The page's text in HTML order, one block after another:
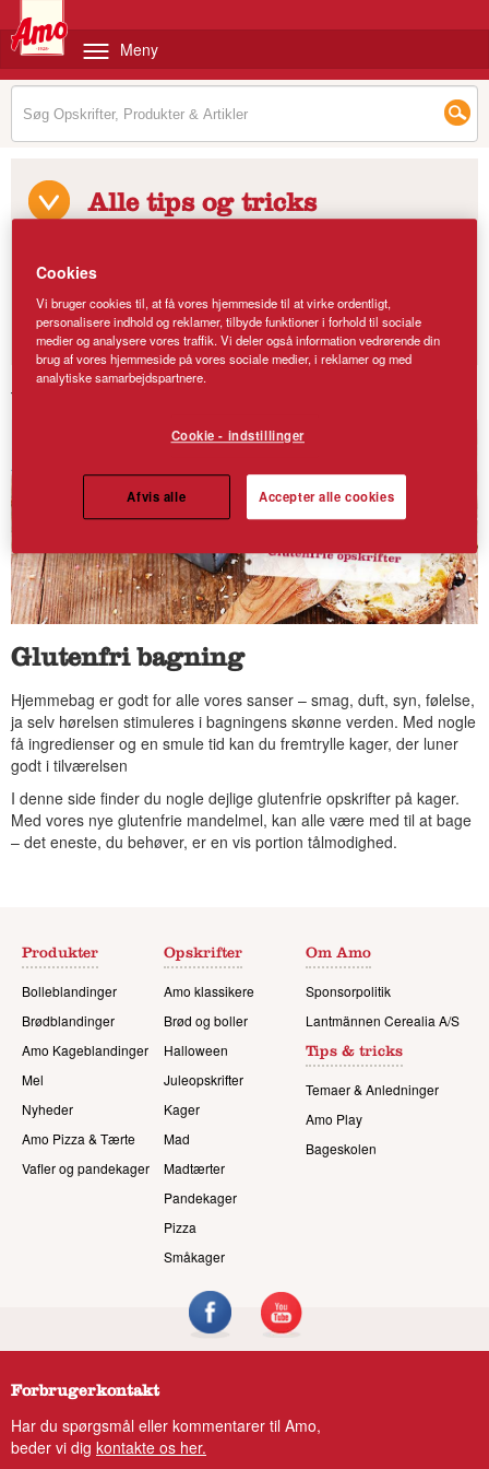
Meny
Alle tips og tricks
AMO PLAY
BAGESKOLEN
Tips & tricks
Glutenfri bagning
Hjemmebag er godt for alle vores sanser – smag, duft, syn, følelse,
ja selv hørelsen stimuleres i bagningens skønne verden. Med nogle
få ingredienser og en smule tid kan du fremtrylle kager, der luner
godt i tilværelsen
I denne side finder du nogle dejlige glutenfrie opskrifter på kager.
Med vores nye glutenfrie mandelmel, kan alle være med til at bage
– det eneste, du behøver, er en vis portion tålmodighed.
Produkter
Bolleblandinger
Brødblandinger
Amo Kageblandinger
Mel
Nyheder
Amo Pizza & Tærte
Vafler og pandekager
Opskrifter
Amo klassikere
Brød og boller
Halloween
Juleopskrifter
Kager
Mad
Madtærter
Pandekager
Pizza
Småkager
Om Amo
Sponsorpolitik
Lantmännen Cerealia A/S
Tips & tricks
Temaer & Anledninger
Amo Play
Bageskolen
Forbrugerkontakt
Har du spørgsmål eller kommentarer til Amo,
beder vi dig kontakte os her.
Cookies
Vi bruger cookies til, at få vores hjemmeside til at virke ordentligt,
personalisere indhold og reklamer, tilbyde funktioner i forhold til sociale
medier og analysere vores traffik. Vi deler også information vedrørende din
brug af vores hjemmeside på vores sociale medier, i reklamer og med
analytiske samarbejdspartnere.
Cookie - indstillinger
Afvis alle Accepter alle cookies